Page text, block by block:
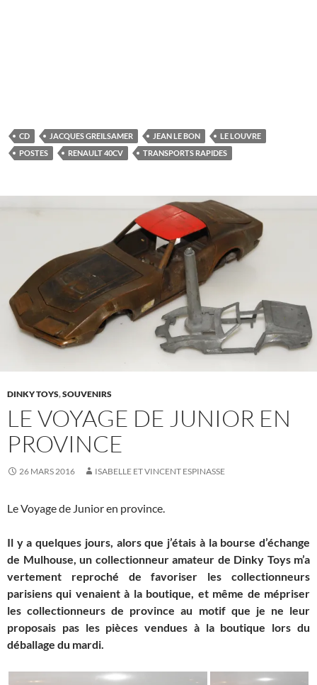
CD JACQUES GREILSAMER JEAN LE BON
LE LOUVRE
POSTES
RENAULT 40CV TRANSPORTS RAPIDES
DINKY TOYS,SOUVENIRS
LE VOYAGE DE JUNIOR EN
PROVINCE
26 MARS 2016 ISABELLE ET VINCENT ESPINASSE
Le Voyage de Junior en province.
Il y a quelques jours, alors que j’étais à la bourse d’échange
de Mulhouse, un collectionneur amateur de Dinky Toys m’a
vertement reproché de favoriser les collectionneurs
parisiens qui venaient à la boutique, et même de mépriser
les collectionneurs de province au motif que je ne leur
proposais pas les pièces vendues à la boutique lors du
déballage du mardi.